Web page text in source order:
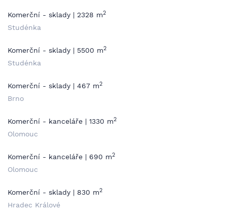
Komerční - sklady | 2328 m2
Studénka
Komerční - sklady | 5500 m2
Studénka
Komerční - sklady | 467 m2
Brno
Komerční - kanceláře | 1330 m2
Olomouc
Komerční - kanceláře | 690 m2
Olomouc
Komerční - sklady | 830 m2
Hradec Králové